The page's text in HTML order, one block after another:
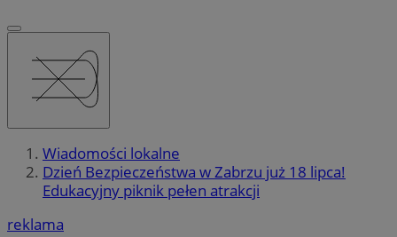
Wiadomości lokalne
Dzień Bezpieczeństwa w Zabrzu już 18 lipca!
Edukacyjny piknik pełen atrakcji
reklama